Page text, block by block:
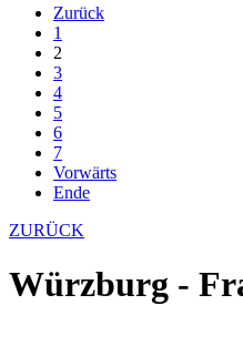
Zurück
1
2
3
4
5
6
7
Vorwärts
Ende
ZURÜCK
Würzburg -